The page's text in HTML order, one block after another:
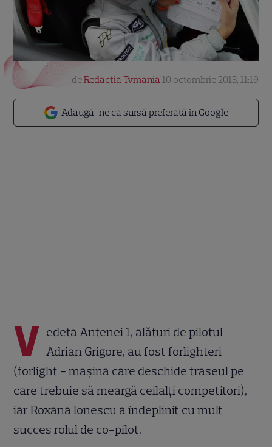
Adaugă-ne ca sursă preferată în Google
deRedactia Tvmania 10 octombrie 2013, 11:19
V edeta Antenei 1, alături de pilotul
Adrian Grigore, au fost forlighteri
(forlight - mașina care deschide traseul pe
care trebuie să meargă ceilalți competitori),
iar Roxana Ionescu a îndeplinit cu mult
succes rolul de co-pilot.